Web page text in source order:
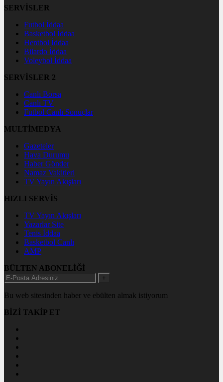
SERVİSLER
Futbol İddaa
Basketbol İddaa
Hentbol İddaa
Bilardo İddaa
Voleybol İddaa
SERVİSLER 2
Canlı Borsa
Canlı TV
Futbol Canlı Sonuçlar
MULTİMEDYA
Gazeteler
Hava Durumu
Haber Gönder
Namaz Vakitleri
TV Yayın Akışları
HIZLI SERVİS
TV Yayın Akışları
Yazarlar Site
Tenis İddaa
Basketbol Canlı
AMP
BÜLTEN ABONELİĞİ
+
Bu web sitesinden haber ve ebülten almak istiyorum
BİZİ TAKİP ET